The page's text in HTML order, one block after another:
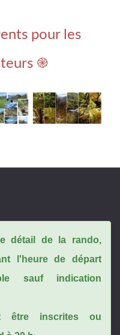
pour les
֎
détail de la rando,
l'heure de départ
sauf indication
être inscrites ou